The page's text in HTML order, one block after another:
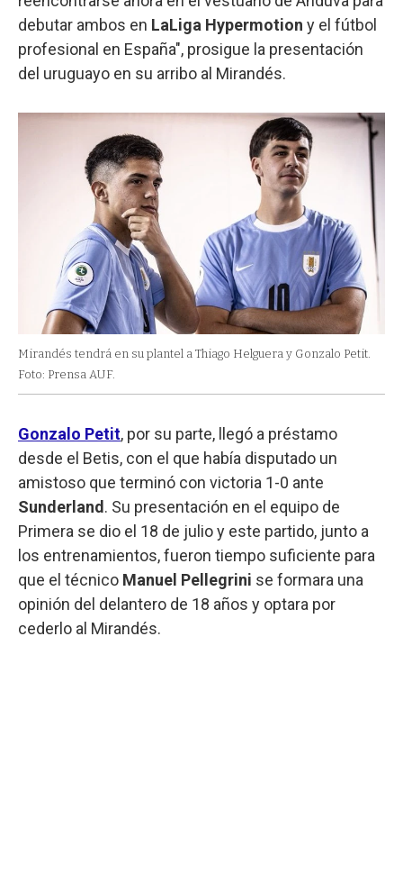
debutar ambos en LaLiga Hypermotion y el fútbol
profesional en España", prosigue la presentación
del uruguayo en su arribo al Mirandés.
Mirandés tendrá en su plantel a Thiago Helguera y Gonzalo Petit.
Foto: Prensa AUF.
Gonzalo Petit, por su parte, llegó a préstamo
desde el Betis, con el que había disputado un
amistoso que terminó con victoria 1-0 ante
Sunderland. Su presentación en el equipo de
Primera se dio el 18 de julio y este partido, junto a
los entrenamientos, fueron tiempo suficiente para
que el técnico Manuel Pellegrini se formara una
opinión del delantero de 18 años y optara por
cederlo al Mirandés.